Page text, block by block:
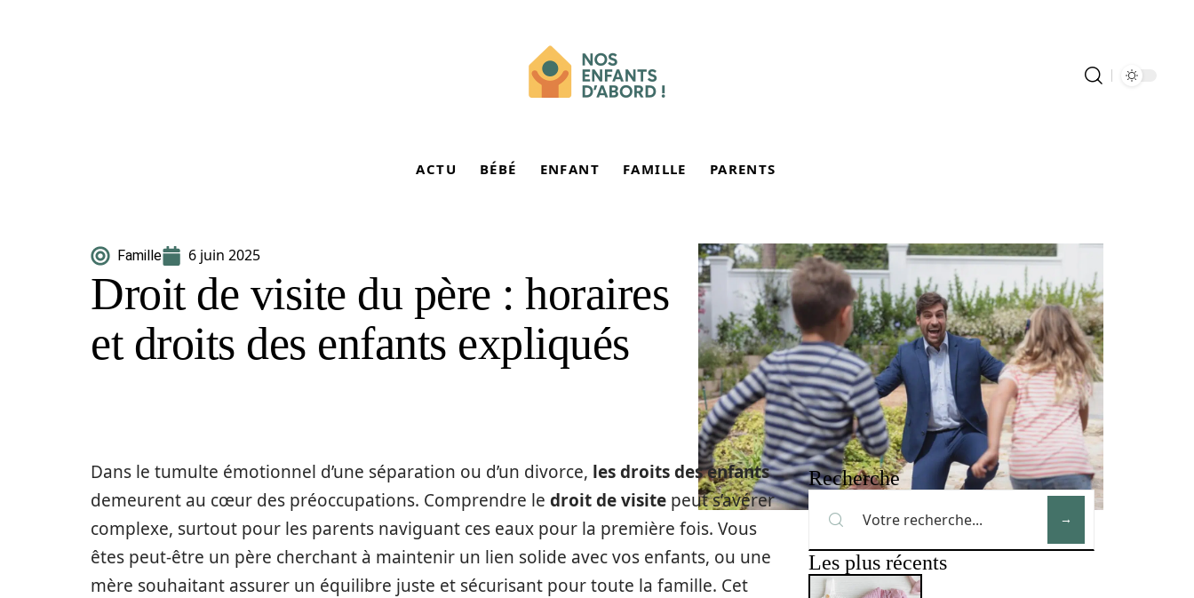
ACTU BÉBÉ ENFANT FAMILLE PARENTS
Famille 6 juin 2025
Droit de visite du père : horaires
et droits des enfants expliqués
Dans le tumulte émotionnel d’une séparation ou d’un divorce, les droits des enfants
demeurent au cœur des préoccupations. Comprendre le droit de visite peut s’avérer
complexe, surtout pour les parents naviguant ces eaux pour la première fois. Vous
êtes peut-être un père cherchant à maintenir un lien solide avec vos enfants, ou une
mère souhaitant assurer un équilibre juste et sécurisant pour toute la famille. Cet
Recherche
Les plus récents